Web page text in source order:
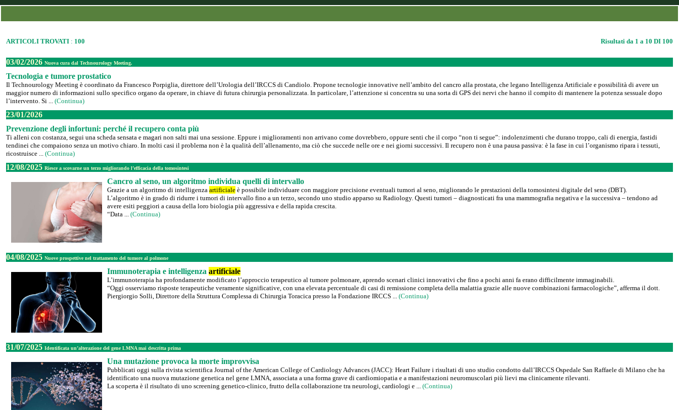
ARTICOLI TROVATI : 100 Risultati da 1 a 10 DI 100
03/02/2026 Nuova cura dal Technourology Meeting.
Tecnologia e tumore prostatico
Il Technourology Meeting è coordinato da Francesco Porpiglia, direttore dell’Urologia dell’IRCCS di Candiolo. Propone tecnologie innovative nell’ambito del cancro alla prostata, che legano Intelligenza Artificiale e possibilità di avere un
maggior numero di informazioni sullo specifico organo da operare, in chiave di futura chirurgia personalizzata. In particolare, l’attenzione si concentra su una sorta di GPS dei nervi che hanno il compito di mantenere la potenza sessuale dopo
l’intervento. Si ... (Continua)
23/01/2026
Prevenzione degli infortuni: perché il recupero conta più
Ti alleni con costanza, segui una scheda sensata e magari non salti mai una sessione. Eppure i miglioramenti non arrivano come dovrebbero, oppure senti che il corpo “non ti segue”: indolenzimenti che durano troppo, cali di energia, fastidi
tendinei che compaiono senza un motivo chiaro. In molti casi il problema non è la qualità dell’allenamento, ma ciò che succede nelle ore e nei giorni successivi. Il recupero non è una pausa passiva: è la fase in cui l’organismo ripara i tessuti,
ricostruisce ... (Continua)
12/08/2025 Riesce a scovarne un terzo migliorando l’efficacia della tomosintesi
Cancro al seno, un algoritmo individua quelli di intervallo
Grazie a un algoritmo di intelligenza artificiale è possibile individuare con maggiore precisione eventuali tumori al seno, migliorando le prestazioni della tomosintesi digitale del seno (DBT).
L’algoritmo è in grado di ridurre i tumori di intervallo fino a un terzo, secondo uno studio apparso su Radiology. Questi tumori – diagnosticati fra una mammografia negativa e la successiva – tendono ad
avere esiti peggiori a causa della loro biologia più aggressiva e della rapida crescita.
“Data ... (Continua)
04/08/2025 Nuove prospettive nel trattamento del tumore al polmone
Immunoterapia e intelligenza artificiale
L’immunoterapia ha profondamente modificato l’approccio terapeutico al tumore polmonare, aprendo scenari clinici innovativi che fino a pochi anni fa erano difficilmente immaginabili.
“Oggi osserviamo risposte terapeutiche veramente significative, con una elevata percentuale di casi di remissione completa della malattia grazie alle nuove combinazioni farmacologiche”, afferma il dott.
Piergiorgio Solli, Direttore della Struttura Complessa di Chirurgia Toracica presso la Fondazione IRCCS ... (Continua)
31/07/2025 Identificata un’alterazione del gene LMNA mai descritta prima
Una mutazione provoca la morte improvvisa
Pubblicati oggi sulla rivista scientifica Journal of the American College of Cardiology Advances (JACC): Heart Failure i risultati di uno studio condotto dall’IRCCS Ospedale San Raffaele di Milano che ha
identificato una nuova mutazione genetica nel gene LMNA, associata a una forma grave di cardiomiopatia e a manifestazioni neuromuscolari più lievi ma clinicamente rilevanti.
La scoperta è il risultato di uno screening genetico-clinico, frutto della collaborazione tra neurologi, cardiologi e ... (Continua)